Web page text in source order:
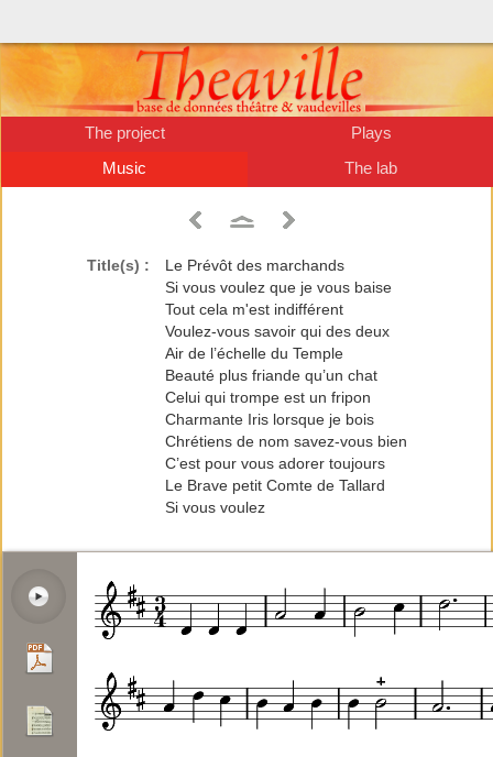
The project
Plays
Music
The lab
Title(s) :
Le Prévôt des marchands
Si vous voulez que je vous baise
Tout cela m'est indifférent
Voulez-vous savoir qui des deux
Air de l’échelle du Temple
Beauté plus friande qu’un chat
Celui qui trompe est un fripon
Charmante Iris lorsque je bois
Chrétiens de nom savez-vous bien
C’est pour vous adorer toujours
Le Brave petit Comte de Tallard
Si vous voulez